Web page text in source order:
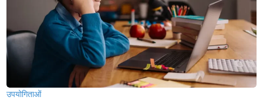
उपयोगिताओं